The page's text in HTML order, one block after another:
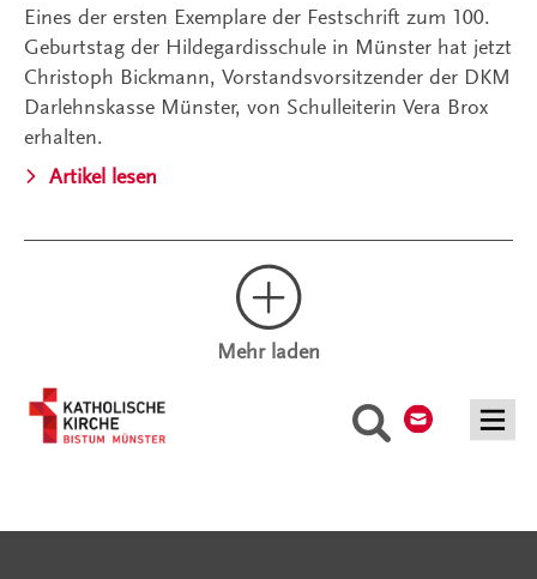
Suche
Eines der ersten Exemplare der Festschrift zum 100.
Geburtstag der Hildegardisschule in Münster hat jetzt
Christoph Bickmann, Vorstandsvorsitzender der DKM
Darlehnskasse Münster, von Schulleiterin Vera Brox
erhalten.
Artikel lesen
Mehr laden